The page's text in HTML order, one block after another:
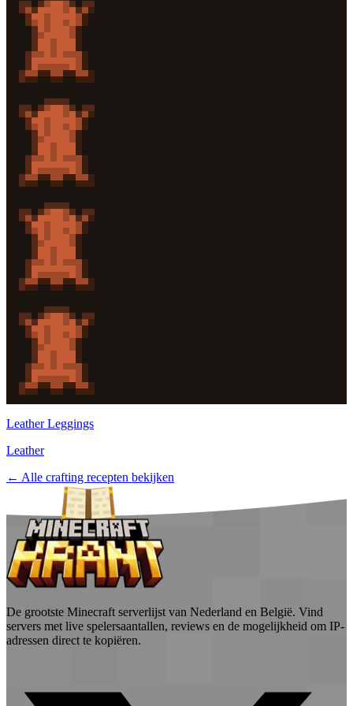
Leather Leggings
Leather
← Alle crafting recepten bekijken
De grootste Minecraft serverlijst van Nederland en België. Vind
servers met live spelersaantallen, reviews en de mogelijkheid om IP-
adressen direct te kopiëren.